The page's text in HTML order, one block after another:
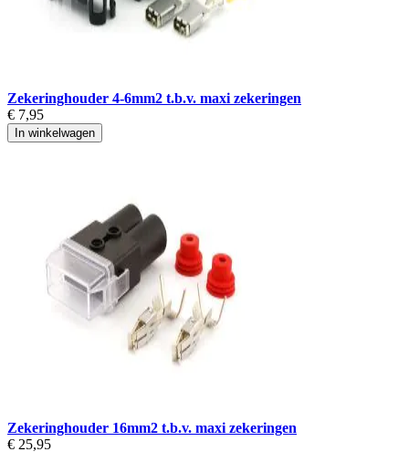
Zekeringhouder 4-6mm2 t.b.v. maxi zekeringen
€ 7,95
In winkelwagen
Zekeringhouder 16mm2 t.b.v. maxi zekeringen
€ 25,95